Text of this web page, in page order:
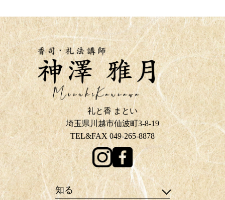
礼と香 まとい
埼玉県川越市仙波町3-8-19
TEL&FAX 049-265-8878
知る